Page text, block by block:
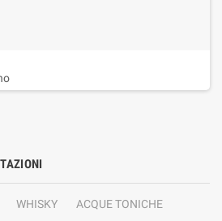
WHISKY
ACQUE TONICHE